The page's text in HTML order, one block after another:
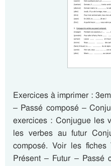
Exercices à imprimer :
– Passé composé –
exercices : Conjugue les
les verbes au futur
composé. Voir les fiches
Présent – Futur – Passé